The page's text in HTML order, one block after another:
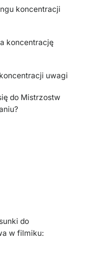
koncentracji
koncentrację
uwagi
do Mistrzostw
do
w filmiku: